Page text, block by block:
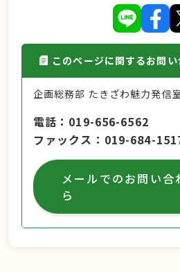
このページに関するお問
企画総務部 たきざわ魅力発信
電話
019-656-6562
ファックス
019-684-
メールでのお問い合
ら